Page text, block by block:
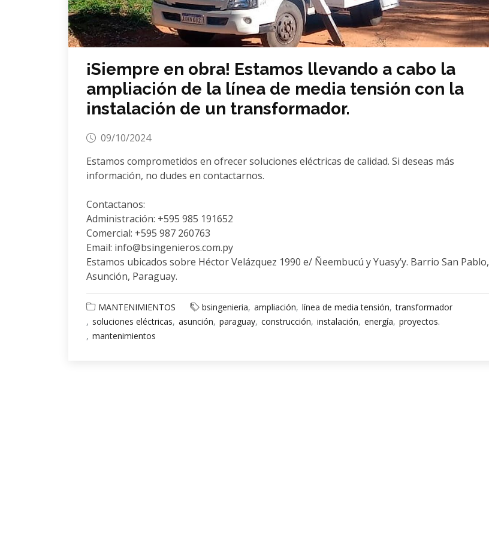
¡Siempre en obra! Estamos llevando a cabo la
ampliación de la línea de media tensión con la
instalación de un transformador.
09/10/2024
Estamos comprometidos en ofrecer soluciones eléctricas de calidad. Si deseas más
información, no dudes en contactarnos.
Contactanos:
Administración: +595 985 191652
Comercial: +595 987 260763
Email: info@bsingenieros.com.py
Estamos ubicados sobre Héctor Velázquez 1990 e/ Ñeembucú y Yuasy’y. Barrio San Pablo,
Asunción, Paraguay.
MANTENIMIENTOS bsingenieria ampliación línea de media tensión transformador
soluciones eléctricas asunción paraguay construcción instalación energía proyectos.
mantenimientos